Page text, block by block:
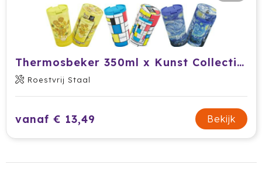
Take A Plaid / Take A Towel
The One Towelling
Thule
Tony Perotti
Tony's Chocolonely
Thermosbeker 350ml x Kunst Collectie - Incl luxe verpakking
Roestvrij Staal
vanaf € 13,49 Bekijk